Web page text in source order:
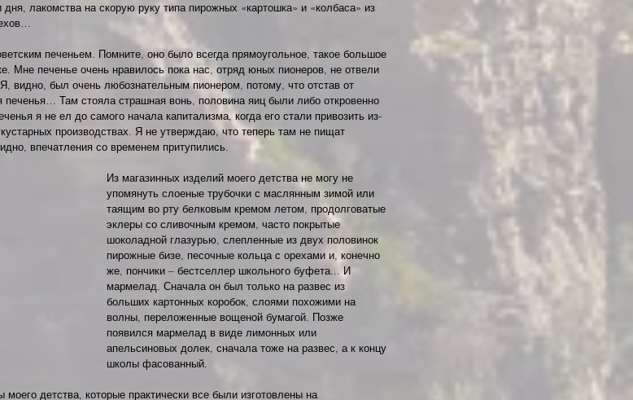
лакомства на скорую руку типа пирожных «картошка» и «колбаса» из
печеньем. Помните, оно было всегда прямоугольное, такое большое
Мне печенье очень нравилось пока нас, отряд юных пионеров, не отвели
видно, был очень любознательным пионером, потому, что отстав от
печенья… Там стояла страшная вонь, половина яиц были либо откровенно
я не ел до самого начала капитализма, когда его стали привозить из-
производствах. Я не утверждаю, что теперь там не пищат
впечатления со временем притупились.
Из магазинных изделий моего детства не могу не
упомянуть слоеные трубочки с маслянным зимой или
таящим во рту белковым кремом летом, продолговатые
эклеры со сливочным кремом, часто покрытые
шоколадной глазурью, слепленные из двух половинок
пирожные бизе, песочные кольца с орехами и, конечно
же, пончики – бестселлер школьного буфета... И
мармелад. Сначала он был только на развес из
больших картонных коробок, слоями похожими на
волны, переложенные вощеной бумагой. Позже
появился мармелад в виде лимонных или
апельсиновых долек, сначала тоже на развес, а к концу
школы фасованный.
детства, которые практически все были изготовлены на